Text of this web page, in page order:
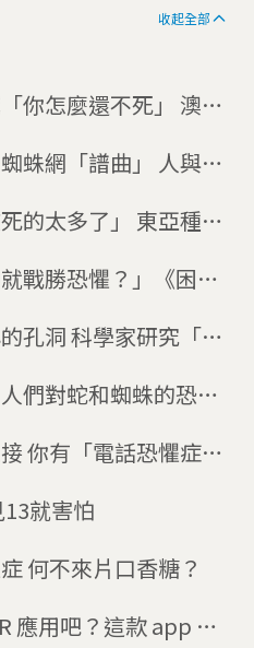
收起全部
你怎麼還不死」 澳洲
蛛網「譜曲」 人與蜘
的太多了」 東亞種蜘
就戰勝恐懼？」《困惑
研究「密
們對蛇和蜘蛛的恐懼
」
就害怕
有伊斯蘭恐懼症 何不來片口香糖？
應用吧？這款 app 讓